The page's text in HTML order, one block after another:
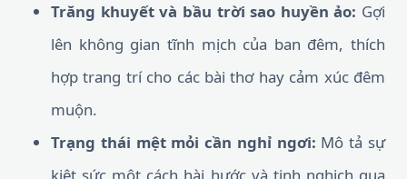
Trăng khuyết và bầu trời sao huyền ảo: Gợi
lên không gian tĩnh mịch của ban đêm, thích
hợp trang trí cho các bài thơ hay cảm xúc đêm
muộn.
Trạng thái mệt mỏi cần nghỉ ngơi: Mô tả sự